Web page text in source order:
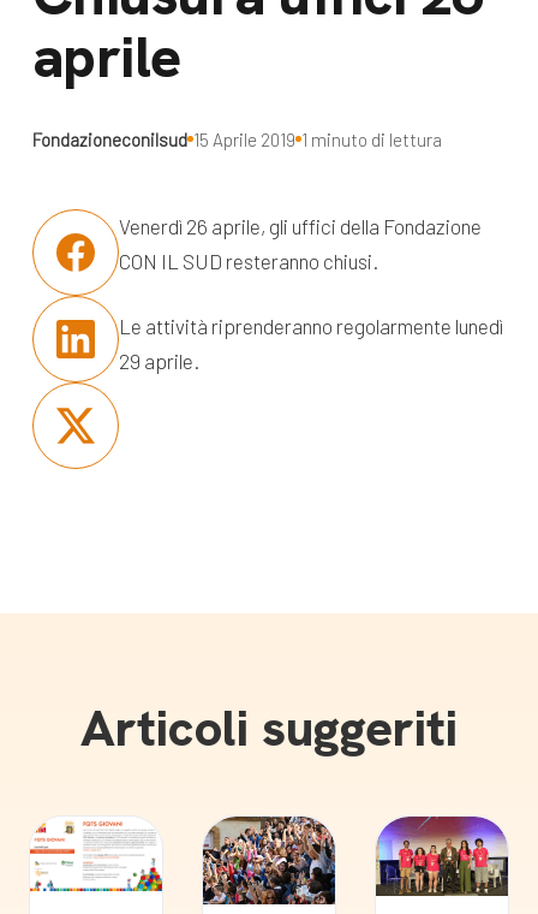
aprile
Fondazioneconilsud 15 Aprile 2019 1 minuto di lettura
Venerdì 26 aprile, gli uffici della Fondazione
CON IL SUD resteranno chiusi.
Le attività riprenderanno regolarmente lunedì
29 aprile.
Articoli suggeriti
Lavora con noi
Bilancio di
missione
appuntamenti
News
Appuntamenti
dal Sud
Docufilm
Videomagazine
Seguici sui social: